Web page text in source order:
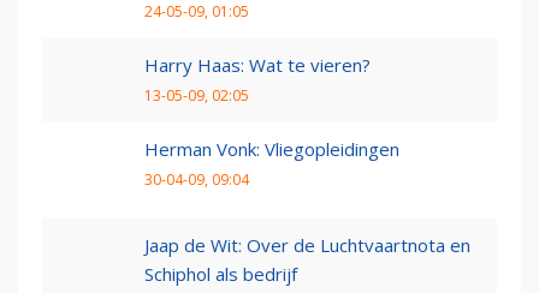
24-05-09, 01:05
Harry Haas: Wat te vieren?
13-05-09, 02:05
Herman Vonk: Vliegopleidingen
30-04-09, 09:04
Jaap de Wit: Over de Luchtvaartnota en
Schiphol als bedrijf